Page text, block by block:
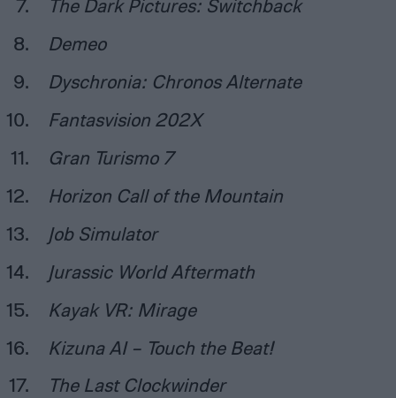
The Dark Pictures: Switchback
Demeo
Dyschronia: Chronos Alternate
Fantasvision 202X
Gran Turismo 7
Horizon Call of the Mountain
Job Simulator
Jurassic World Aftermath
Kayak VR: Mirage
Kizuna AI – Touch the Beat!
The Last Clockwinder